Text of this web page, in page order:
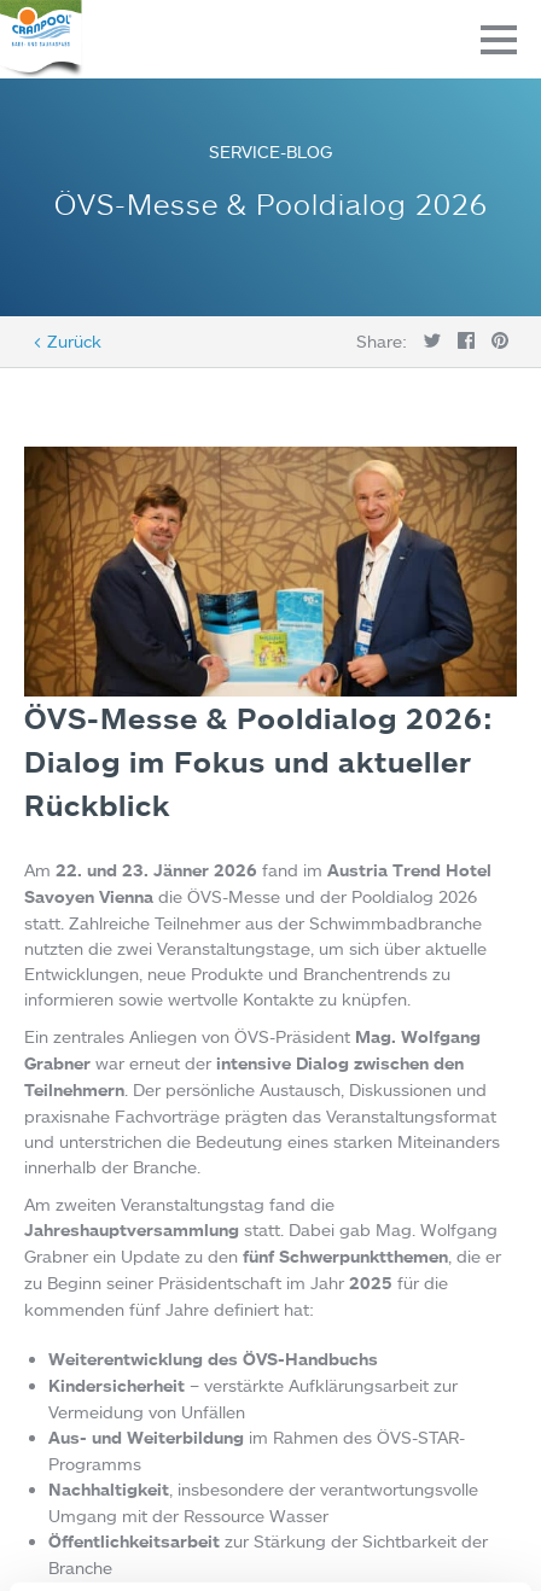
SERVICE-BLOG
ÖVS-Messe & Pooldialog 2026
< Zurück Share:
ÖVS-Messe & Pooldialog 2026:
Dialog im Fokus und aktueller
Rückblick
Am 22. und 23. Jänner 2026 fand im Austria Trend Hotel
Savoyen Vienna die ÖVS-Messe und der Pooldialog 2026
statt. Zahlreiche Teilnehmer aus der Schwimmbadbranche
nutzten die zwei Veranstaltungstage, um sich über aktuelle
Entwicklungen, neue Produkte und Branchentrends zu
informieren sowie wertvolle Kontakte zu knüpfen.
Ein zentrales Anliegen von ÖVS-Präsident Mag. Wolfgang
Grabner war erneut der intensive Dialog zwischen den
Teilnehmern . Der persönliche Austausch, Diskussionen und
praxisnahe Fachvorträge prägten das Veranstaltungsformat
und unterstrichen die Bedeutung eines starken Miteinanders
innerhalb der Branche.
Am zweiten Veranstaltungstag fand die
Jahreshauptversammlung statt. Dabei gab Mag. Wolfgang
Grabner ein Update zu den fünf Schwerpunktthemen , die er
zu Beginn seiner Präsidentschaft im Jahr 2025 für die
kommenden fünf Jahre definiert hat:
Weiterentwicklung des ÖVS-Handbuchs
Kindersicherheit – verstärkte Aufklärungsarbeit zur
Vermeidung von Unfällen
Aus- und Weiterbildung im Rahmen des ÖVS-STAR-
Programms
Nachhaltigkeit , insbesondere der verantwortungsvolle
Umgang mit der Ressource Wasser
Öffentlichkeitsarbeit zur Stärkung der Sichtbarkeit der
Branche